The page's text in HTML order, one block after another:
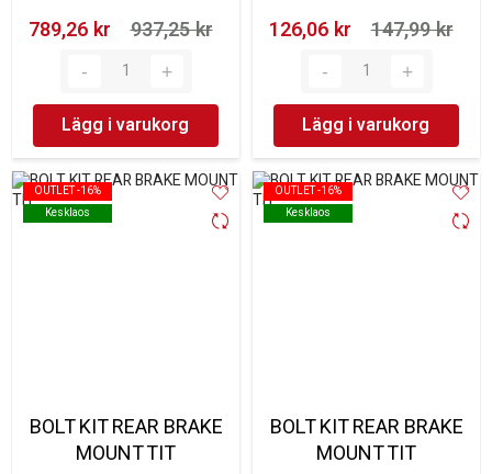
789,26 kr‎
937,25 kr‎
Lägg i varukorg
126,06 kr‎
147,99 kr‎
Lägg i varukorg
OUTLET -16%
Kesklaos
OUTLET -16%
Kesklaos
BOLT KIT REAR BRAKE
MOUNT TIT
OUTLET -16%
Kesklaos
OUTLET -16%
Kesklaos
BOLT KIT REAR BRAKE
MOUNT TIT